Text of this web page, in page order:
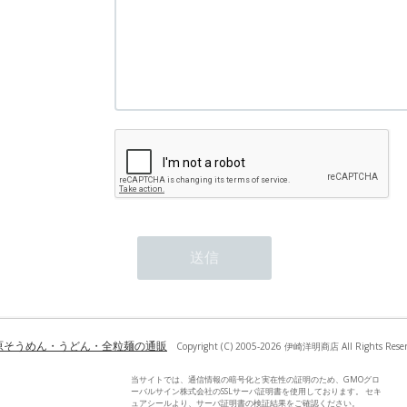
そうめん・うどん・全粒麺の通販 Copyright (C) 2005-2026 伊崎洋明商店 All Rights
当サイトでは、通信情報の暗号化と実在性の証明のため、GMOグロ
ーバルサイン株式会社のSSLサーバ証明書を使用しております。 セキ
ュアシールより、サーバ証明書の検証結果をご確認ください。